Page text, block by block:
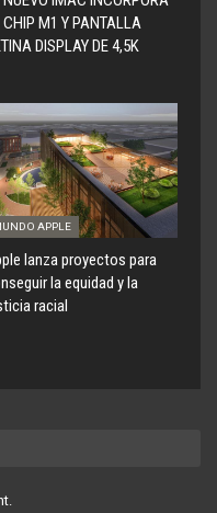
CHIP M1 Y PANTALLA
DISPLAY DE 4,5K
APPLE
lanza proyectos para
la equidad y la
racial